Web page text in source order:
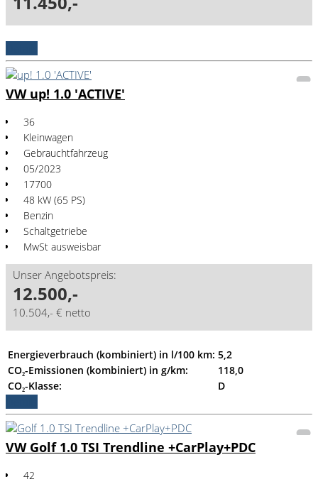
VW up! 1.0 'ACTIVE'
36
Kleinwagen
Gebrauchtfahrzeug
05/2023
17700
48 kW (65 PS)
Benzin
Schaltgetriebe
MwSt ausweisbar
Unser Angebotspreis:
12.500,-
10.504,- € netto
Energieverbrauch (kombiniert) in l/100 km: 5,2
CO₂-Emissionen (kombiniert) in g/km:
118,0
CO₂-Klasse:
D
VW Golf 1.0 TSI Trendline +CarPlay+PDC
42